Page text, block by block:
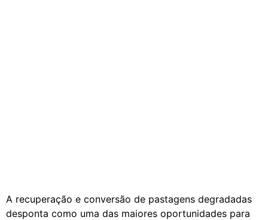
A recuperação e conversão de pastagens degradadas
desponta como uma das maiores oportunidades para